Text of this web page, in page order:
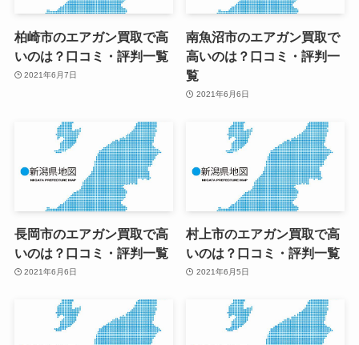
柏崎市のエアガン買取で高
いのは？口コミ・評判一覧
2021年6月7日
南魚沼市のエアガン買取で
高いのは？口コミ・評判一
覧
2021年6月6日
長岡市のエアガン買取で高
いのは？口コミ・評判一覧
2021年6月6日
村上市のエアガン買取で高
いのは？口コミ・評判一覧
2021年6月5日